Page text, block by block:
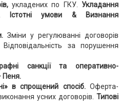
укладених по ГКУ. Укладання
Істотні умови & Визнання
Зміни у регулюванні договорів
Відповідальність за порушення
санкції та оперативно-
Пеня.
в спрощений спосіб.Оферта-
усних договорів. Типові